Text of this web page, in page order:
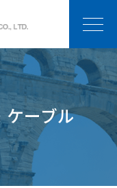
ケーブル